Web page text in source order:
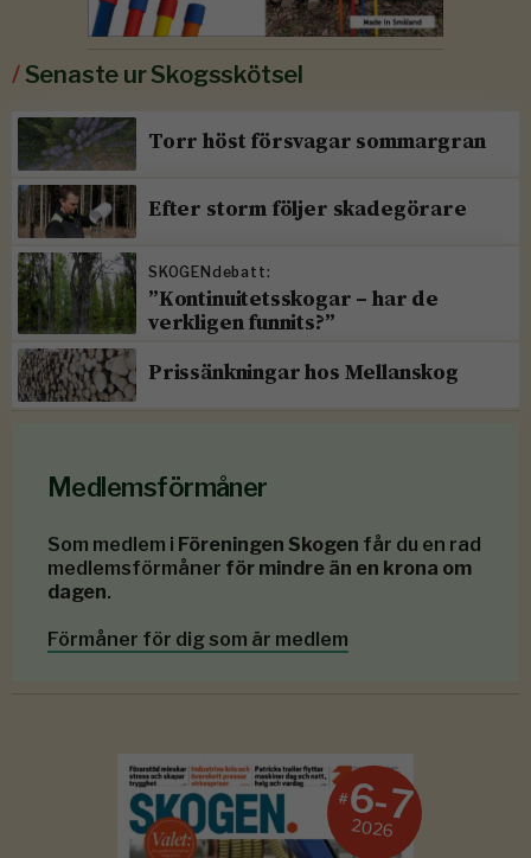
/Senaste ur Skogsskötsel
Torr höst försvagar sommargran
Efter storm följer skadegörare
SKOGENdebatt:
”Kontinuitetsskogar – har de
verkligen funnits?”
Prissänkningar hos Mellanskog
Medlemsförmåner
Som medlem i Föreningen Skogen får du en rad
medlemsförmåner för mindre än en krona om
dagen.
Förmåner för dig som är medlem
#6-7
2026